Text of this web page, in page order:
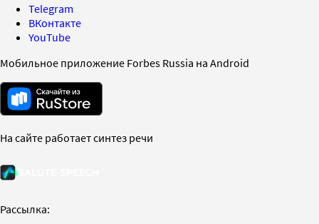
Telegram
ВКонтакте
YouTube
Мобильное приложение Forbes Russia на Android
На сайте работает синтез речи
Рассылка: